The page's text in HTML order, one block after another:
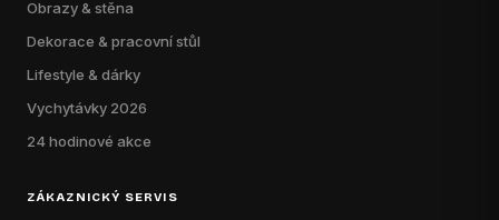
Obrazy & stěna
Dekorace & pracovní stůl
Lifestyle & dárky
Vychytávky 2026
24 hodinové akce
ZÁKAZNICKÝ SERVIS